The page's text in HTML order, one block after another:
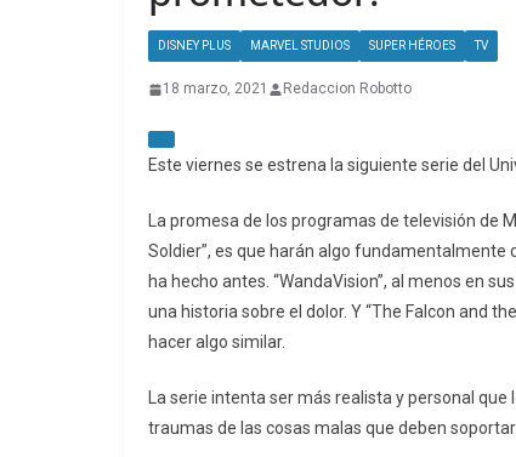
DISNEY PLUS MARVEL STUDIOS SUPER HÉROES TV
18 marzo, 2021 Redaccion Robotto
Este viernes se estrena la siguiente serie del
La promesa de los programas de televisión de
Soldier”, es que harán algo fundamentalmente
ha hecho antes. “WandaVision”, al menos en
una historia sobre el dolor. Y “The Falcon and
hacer algo similar.
La serie intenta ser más realista y personal
traumas de las cosas malas que deben